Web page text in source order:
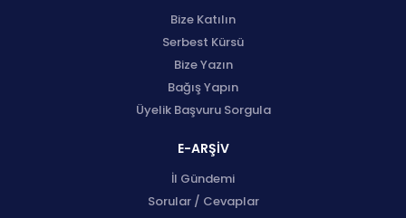
Bize Katılın
Serbest Kürsü
Bize Yazın
Bağış Yapın
Üyelik Başvuru Sorgula
E-ARŞİV
İl Gündemi
Sorular / Cevaplar